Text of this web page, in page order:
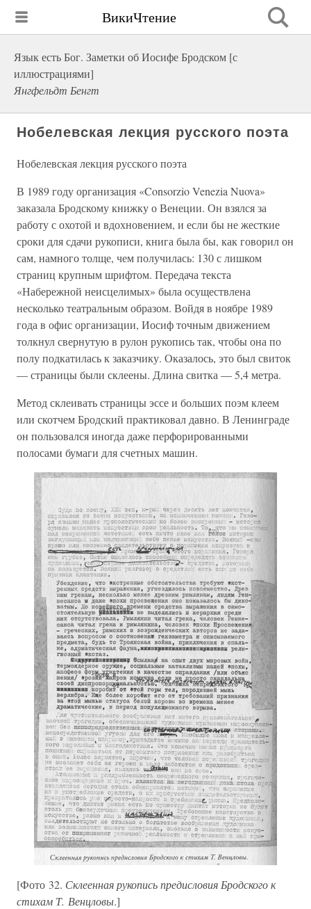
ВикиЧтение
Язык есть Бог. Заметки об Иосифе Бродском [с
иллюстрациями]
Янгфельдт Бенгт
Нобелевская лекция русского поэта
Нобелевская лекция русского поэта
В 1989 году организация «Consorzio Venezia Nuova»
заказала Бродскому книжку о Венеции. Он взялся за
работу с охотой и вдохновением, и если бы не жесткие
сроки для сдачи рукописи, книга была бы, как говорил он
сам, намного толще, чем получилась: 130 с лишком
страниц крупным шрифтом. Передача текста
«Набережной неисцелимых» была осуществлена
несколько театральным образом. Войдя в ноябре 1989
года в офис организации, Иосиф точным движением
толкнул свернутую в рулон рукопись так, чтобы она по
полу подкатилась к заказчику. Оказалось, это был свиток
— страницы были склеены. Длина свитка — 5,4 метра.
Метод склеивать страницы эссе и больших поэм клеем
или скотчем Бродский практиковал давно. В Ленинграде
он пользовался иногда даже перфорированными
полосами бумаги для счетных машин.
[Фото 32. Склеенная рукопись предисловия Бродского к
стихам Т. Венцловы.]